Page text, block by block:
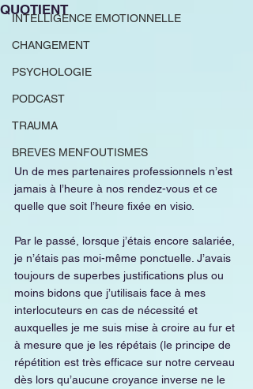
INTELLIGENCE EMOTIONNELLE
CHANGEMENT
PSYCHOLOGIE
PODCAST
TRAUMA
BREVES MENFOUTISMES
QUOTIENT
Un de mes partenaires professionnels n’est
jamais à l’heure à nos rendez-vous et ce
quelle que soit l’heure fixée en visio.
Par le passé, lorsque j’étais encore salariée,
je n’étais pas moi-même ponctuelle. J’avais
toujours de superbes justifications plus ou
moins bidons que j’utilisais face à mes
interlocuteurs en cas de nécessité et
auxquelles je me suis mise à croire au fur et
à mesure que je les répétais (le principe de
répétition est très efficace sur notre cerveau
dès lors qu’aucune croyance inverse ne le